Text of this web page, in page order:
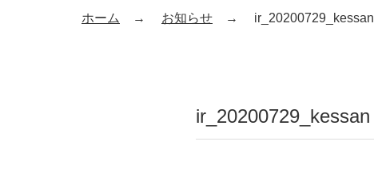
ホーム お知らせ ir_20200729_kessan
ir_20200729_kessan